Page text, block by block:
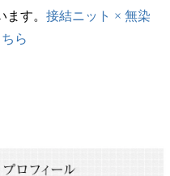
ます。接結ニット × 無染
ら